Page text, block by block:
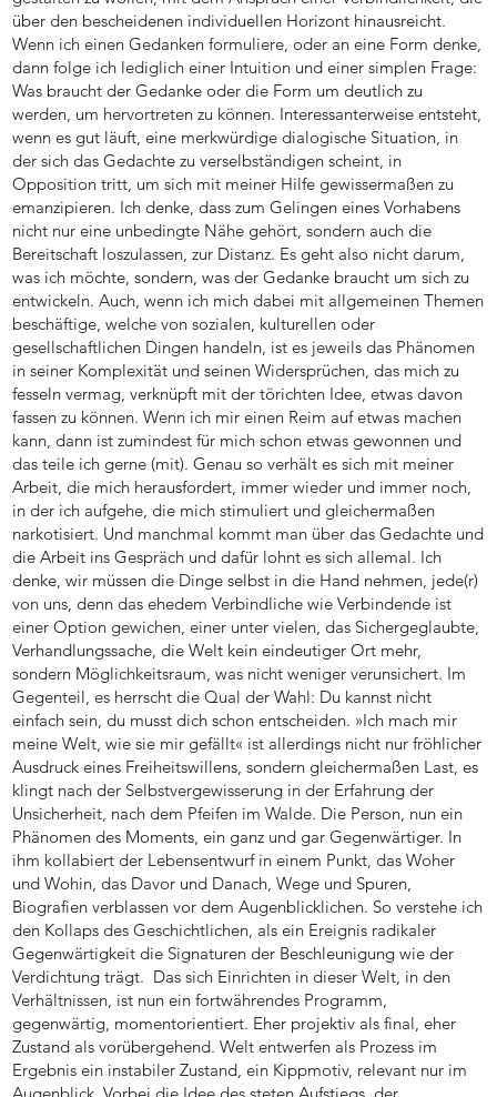
über den bescheidenen individuellen Horizont hinausreicht.
Wenn ich einen Gedanken formuliere, oder an eine Form denke,
dann folge ich lediglich einer Intuition und einer simplen Frage:
Was braucht der Gedanke oder die Form um deutlich zu
werden, um hervortreten zu können. Interessanterweise entsteht,
wenn es gut läuft, eine merkwürdige dialogische Situation, in
der sich das Gedachte zu verselbständigen scheint, in
Opposition tritt, um sich mit meiner Hilfe gewissermaßen zu
emanzipieren. Ich denke, dass zum Gelingen eines Vorhabens
nicht nur eine unbedingte Nähe gehört, sondern auch die
Bereitschaft loszulassen, zur Distanz. Es geht also nicht darum,
was ich möchte, sondern, was der Gedanke braucht um sich zu
entwickeln. Auch, wenn ich mich dabei mit allgemeinen Themen
beschäftige, welche von sozialen, kulturellen oder
gesellschaftlichen Dingen handeln, ist es jeweils das Phänomen
in seiner Komplexität und seinen Widersprüchen, das mich zu
fesseln vermag, verknüpft mit der törichten Idee, etwas davon
fassen zu können. Wenn ich mir einen Reim auf etwas machen
kann, dann ist zumindest für mich schon etwas gewonnen und
das teile ich gerne (mit). Genau so verhält es sich mit meiner
Arbeit, die mich herausfordert, immer wieder und immer noch,
in der ich aufgehe, die mich stimuliert und gleichermaßen
narkotisiert. Und manchmal kommt man über das Gedachte und
die Arbeit ins Gespräch und dafür lohnt es sich allemal. Ich
denke, wir müssen die Dinge selbst in die Hand nehmen, jede(r)
von uns, denn das ehedem Verbindliche wie Verbindende ist
einer Option gewichen, einer unter vielen, das Sichergeglaubte,
Verhandlungssache, die Welt kein eindeutiger Ort mehr,
sondern Möglichkeitsraum, was nicht weniger verunsichert. Im
Gegenteil, es herrscht die Qual der Wahl: Du kannst nicht
einfach sein, du musst dich schon entscheiden. »Ich mach mir
meine Welt, wie sie mir gefällt« ist allerdings nicht nur fröhlicher
Ausdruck eines Freiheitswillens, sondern gleichermaßen Last, es
klingt nach der Selbstvergewisserung in der Erfahrung der
Unsicherheit, nach dem Pfeifen im Walde. Die Person, nun ein
Phänomen des Moments, ein ganz und gar Gegenwärtiger. In
ihm kollabiert der Lebensentwurf in einem Punkt, das Woher
und Wohin, das Davor und Danach, Wege und Spuren,
Biografien verblassen vor dem Augenblicklichen. So verstehe ich
den Kollaps des Geschichtlichen, als ein Ereignis radikaler
Gegenwärtigkeit die Signaturen der Beschleunigung wie der
Verdichtung trägt. Das sich Einrichten in dieser Welt, in den
Verhältnissen, ist nun ein fortwährendes Programm,
gegenwärtig, momentorientiert. Eher projektiv als final, eher
Zustand als vorübergehend. Welt entwerfen als Prozess im
Ergebnis ein instabiler Zustand, ein Kippmotiv, relevant nur im